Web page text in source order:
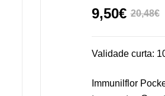
20,48€
9,50€
Validade curta:
Immunilflor